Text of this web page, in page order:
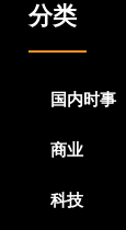
分类
国内时事
商业
科技